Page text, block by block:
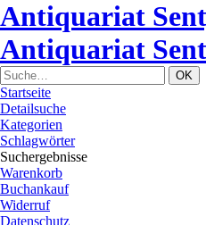
Antiquariat
Antiquariat Sent
Startseite
Detailsuche
Kategorien
Schlagwörter
Suchergebnisse
Warenkorb
Buchankauf
Widerruf
Datenschutz